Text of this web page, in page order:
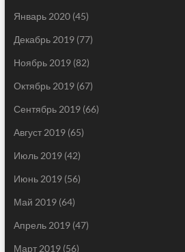
Январь 2020(45)
Декабрь 2019(77)
Ноябрь 2019(82)
Октябрь 2019(67)
Сентябрь 2019(66)
Август 2019(65)
Июль 2019(42)
Июнь 2019(56)
Май 2019(64)
Апрель 2019(47)
Март 2019(56)